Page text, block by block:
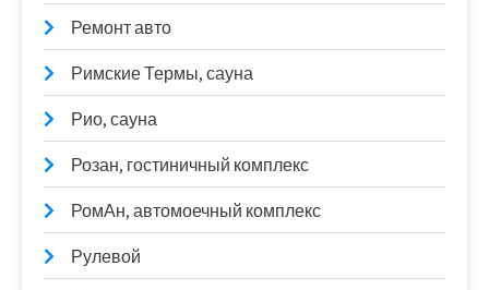
Ремонт авто
Римские Термы, сауна
Рио, сауна
Розан, гостиничный комплекс
РомАн, автомоечный комплекс
Рулевой